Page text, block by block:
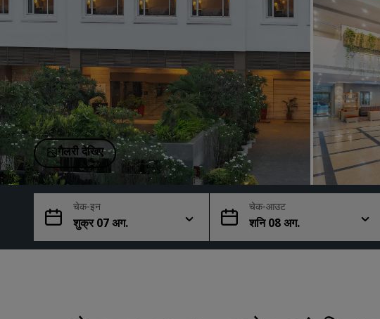
गैलरी देखिए
चेक-इन
शुक्र 07 अग.
चेक-आउट
शनि 08 अग.